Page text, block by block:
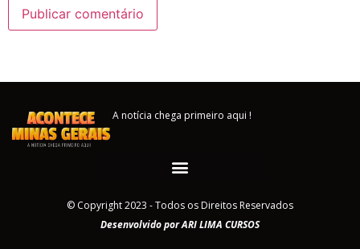
A notícia chega primeiro aqui !
© Copyright 2023 - Todos os Direitos Reservados
Desenvolvido por ARI LIMA CURSOS